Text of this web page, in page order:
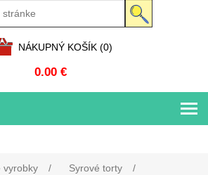
NÁKUPNÝ KOŠÍK (0)
0.00 €
vyrobky / Syrové torty
/